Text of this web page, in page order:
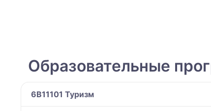
Образовательные
6B11101 Туризм